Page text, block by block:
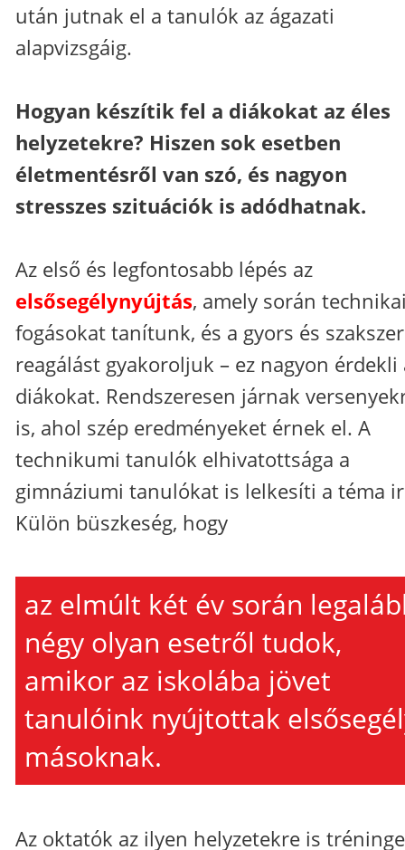
után jutnak el a tanulók az ágazati
alapvizsgáig.
Hogyan készítik fel a diákokat az éles
helyzetekre? Hiszen sok esetben
életmentésről van szó, és nagyon
stresszes szituációk is adódhatnak.
Az első és legfontosabb lépés az
elsősegélynyújtás, amely során
fogásokat tanítunk, és a gyors és
reagálást gyakoroljuk – ez nagyon érdekli
diákokat. Rendszeresen járnak
is, ahol szép eredményeket érnek el. A
technikumi tanulók elhivatottsága a
gimnáziumi tanulókat is lelkesíti a téma
Külön büszkeség, hogy
az elmúlt két év során
négy olyan esetről tudok,
amikor az iskolába jövet
tanulóink nyújtottak
másoknak.
Az oktatók az ilyen helyzetekre is